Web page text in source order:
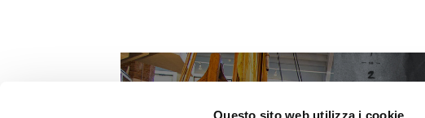
Questo sito web utilizza i cookie